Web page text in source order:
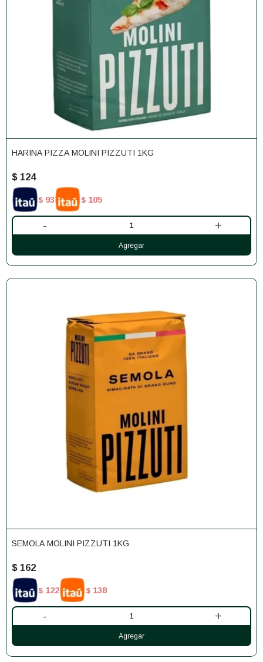
HARINA PIZZA MOLINI PIZZUTI 1KG
$ 124
$ 93 $ 105
- +
SEMOLA MOLINI PIZZUTI 1KG
$ 162
$ 122 $ 138
- +